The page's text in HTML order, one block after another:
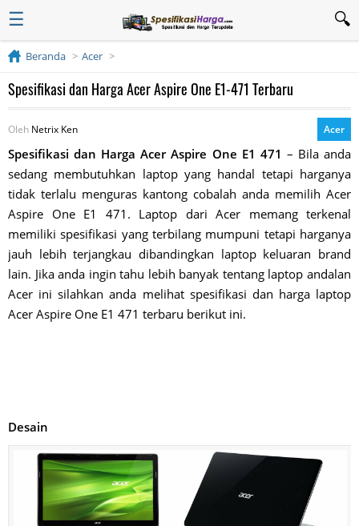
☰
Beranda Acer
Spesifikasi dan Harga Acer Aspire One E1-471 Terbaru
Oleh Netrix Ken Acer
Spesifikasi dan Harga Acer Aspire One E1 471 – Bila anda
sedang membutuhkan laptop yang handal tetapi harganya
tidak terlalu menguras kantong cobalah anda memilih Acer
Aspire One E1 471. Laptop dari Acer memang terkenal
memiliki spesifikasi yang terbilang mumpuni tetapi harganya
jauh lebih terjangkau dibandingkan laptop keluaran brand
lain. Jika anda ingin tahu lebih banyak tentang laptop andalan
Acer ini silahkan anda melihat spesifikasi dan harga laptop
Acer Aspire One E1 471 terbaru berikut ini.
Desain